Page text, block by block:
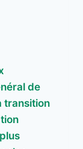
de
transition